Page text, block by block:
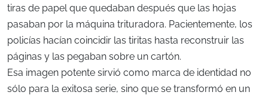
tiras de papel que quedaban después que las hojas
pasaban por la máquina trituradora. Pacientemente, los
policías hacían coincidir las tiritas hasta reconstruir las
páginas y las pegaban sobre un cartón.
Esa imagen potente sirvió como marca de identidad no
sólo para la exitosa serie, sino que se transformó en un